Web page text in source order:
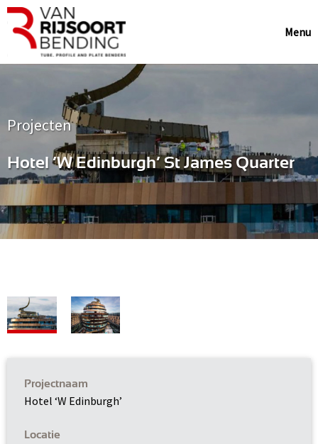
Menu
Projecten
Hotel ‘W Edinburgh’ St James Quarter
Projectnaam
Hotel ‘W Edinburgh’
Locatie